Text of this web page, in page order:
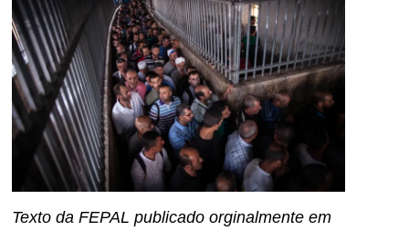
Texto da FEPAL publicado orginalmente em